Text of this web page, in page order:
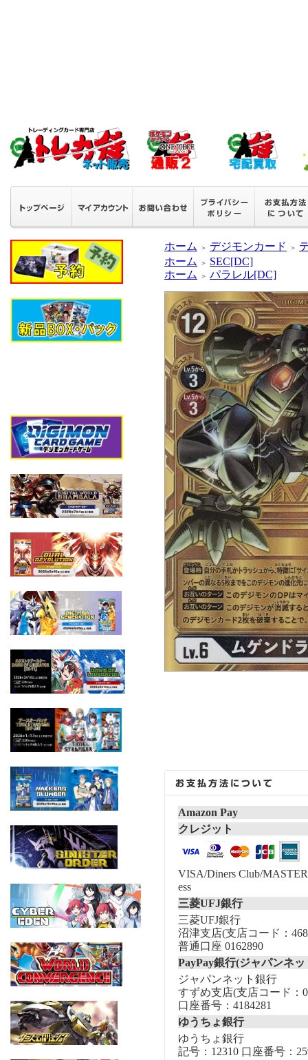
ホーム ＞ デジモンカード ＞
ホーム
＞
SEC[DC]
ホーム
＞ パラレル[DC]
Amazon Pay
クレジット
VISA/Diners Club/
ess
三菱UFJ銀行
三菱UFJ銀行
沼津支店(支店コード：
普通口座 0162890
PayPay銀行(ジャパンネ
ジャパンネット銀行
すずめ支店(支店コード：
口座番号：4184281
ゆうちょ銀行
ゆうちょ銀行
記号：12310 口座番号：